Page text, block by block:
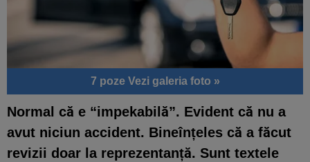
7 poze Vezi galeria foto »
Normal că e “impekabilă”. Evident că nu a
avut niciun accident. Bineînțeles că a făcut
revizii doar la reprezentanță. Sunt textele